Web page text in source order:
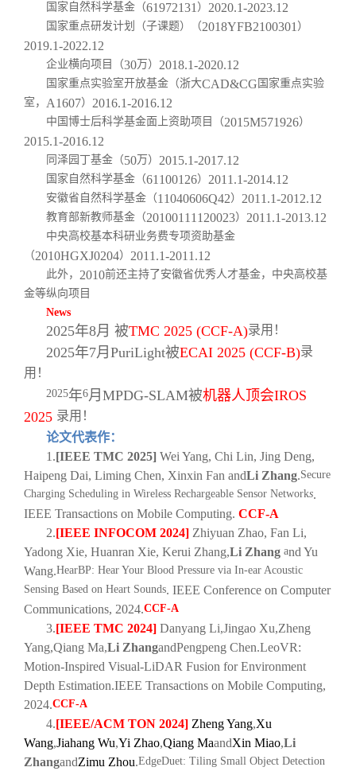
国家自然科学基金（61972131 ） 2020.1-2023.12
国家重点研发计划（子课题）（2018YFB2100301 ）
2019.1-2022.12
企业横向项目（30万） 2018.1-2020.12
国家重点实验室开放基金（浙大CAD&CG 国家重点实验
室， A1607） 2016.1-2016.12
中国博士后科学基金面上资助项目（2015M571926）
2015.1-2016.12
同泽园丁基金（50万） 2015.1-2017.12
国家自然科学基金（61100126） 2011.1-2014.12
安徽省自然科学基金（11040606Q42） 2011.1-2012.12
教育部新教师基金（20100111120023） 2011.1-2013.12
中央高校基本科研业务费专项资助基金
（2010HGXJ0204） 2011.1-2011.12
此外， 2010前还主持了安徽省优秀人才基金，中央高校基
金等纵向项目
News
2025年8月 被TMC 2025 (CCF-A)录用！
2025年7月 PuriLight被ECAI 2025 (CCF-B)录
用！
2025年6月 MPDG-SLAM被机器人顶会IROS
2025 录用！
论文代表作：
1.[IEEE TMC 2025] Wei Yang, Chi Lin, Jing Deng,
Haipeng Dai, Liming Chen, Xinxin Fan andLi Zhang.Secure
Charging Scheduling in Wireless Rechargeable Sensor Networks.
IEEE Transactions on Mobile Computing. CCF-A
2.[IEEE INFOCOM 2024] Zhiyuan Zhao, Fan Li,
Yadong Xie, Huanran Xie, Kerui Zhang,Li Zhang and Yu
Wang.HearBP: Hear Your Blood Pressure via In-ear Acoustic
Sensing Based on Heart Sounds. IEEE Conference on Computer
Communications, 2024.CCF-A
3.[IEEE TMC 2024] Danyang Li,Jingao Xu,Zheng
Yang,Qiang Ma,Li ZhangandPengpeng Chen.LeoVR:
Motion-Inspired Visual-LiDAR Fusion for Environment
Depth Estimation.IEEE Transactions on Mobile Computing,
2024.CCF-A
4.[IEEE/ACM TON 2024] Zheng Yang,Xu
Wang,Jiahang Wu,Yi Zhao,Qiang MaandXin Miao,Li
ZhangandZimu Zhou.EdgeDuet: Tiling Small Object Detection